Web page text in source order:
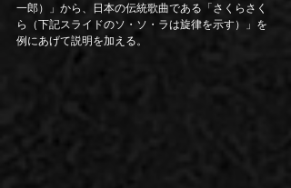
一郎）」から、日本の伝統歌曲である「さくらさく
ら（下記スライドのソ・ソ・ラは旋律を示す）」を
例にあげて説明を加える。